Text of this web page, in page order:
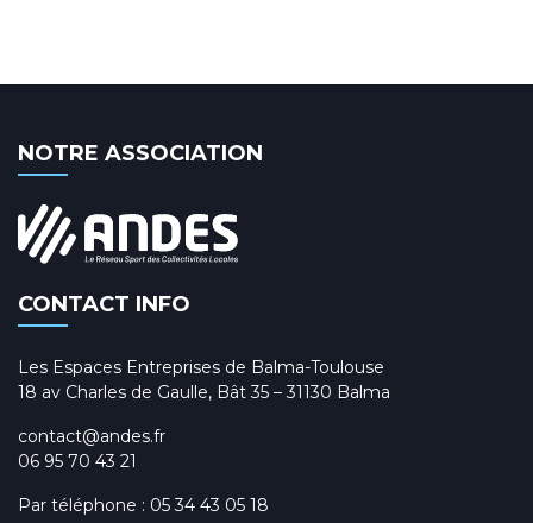
NOTRE ASSOCIATION
CONTACT INFO
Les Espaces Entreprises de Balma-Toulouse
18 av Charles de Gaulle, Bât 35 – 31130 Balma
contact@andes.fr
06 95 70 43 21
Par téléphone : 05 34 43 05 18